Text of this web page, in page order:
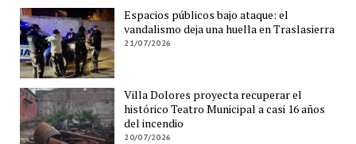
Espacios públicos bajo ataque: el
vandalismo deja una huella en Traslasierra
21/07/2026
Villa Dolores proyecta recuperar el
histórico Teatro Municipal a casi 16 años
del incendio
20/07/2026